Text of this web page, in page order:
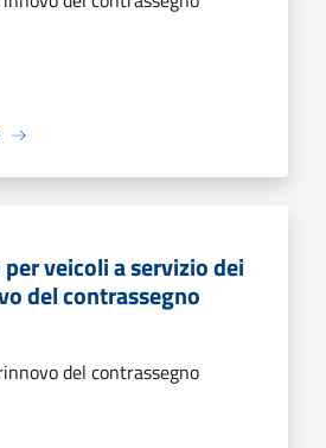
veicoli a servizio dei
del contrassegno
del contrassegno